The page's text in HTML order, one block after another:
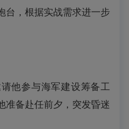
台，根据实战需求进一步
参与海军建设筹备工
准备赴任前夕，突发昏迷